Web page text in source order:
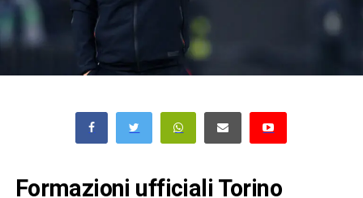
Formazioni ufficiali Torino